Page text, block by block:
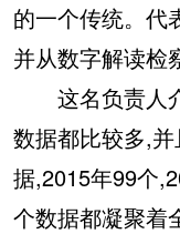
的一个传统。代
并从数字解读检
这名负责人介
数据都比较多,
据,2015年99个
个数据都凝聚着